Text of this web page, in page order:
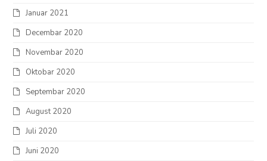
Januar 2021
Decembar 2020
Novembar 2020
Oktobar 2020
Septembar 2020
August 2020
Juli 2020
Juni 2020